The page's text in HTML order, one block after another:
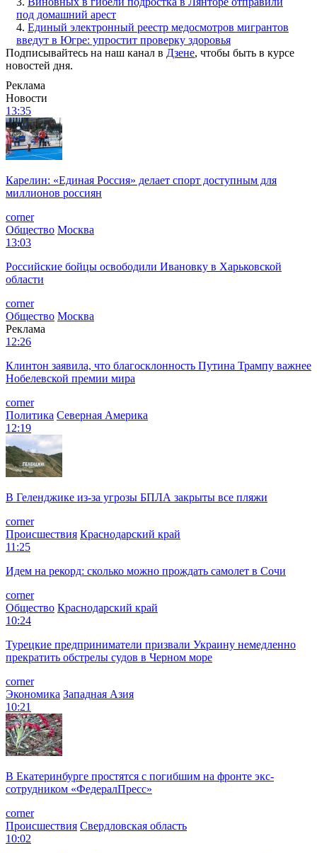
под домашний арест
4. Единый электронный реестр медосмотров мигрантов
введут в Югре: упростит проверку здоровья
Подписывайтесь на наш канал в Дзене, чтобы быть в курсе
новостей дня.
Реклама
Новости
13:35
Карелин: «Единая Россия» делает спорт доступным для
миллионов россиян
corner
Общество Москва
13:03
Российские бойцы освободили Ивановку в Харьковской
области
corner
Общество Москва
Реклама
12:26
Клинтон заявила, что благосклонность Путина Трампу важнее
Нобелевской премии мира
corner
Политика Северная Америка
12:19
В Геленджике из-за угрозы БПЛА закрыты все пляжи
corner
Происшествия Краснодарский край
11:25
Идем на рекорд: сколько можно прождать самолет в Сочи
corner
Общество Краснодарский край
10:24
Турецкие предприниматели призвали Украину немедленно
прекратить обстрелы судов в Черном море
corner
Экономика Западная Азия
10:21
В Екатеринбурге простятся с погибшим на фронте экс-
сотрудником «ФедералПресс»
corner
Происшествия Свердловская область
10:02